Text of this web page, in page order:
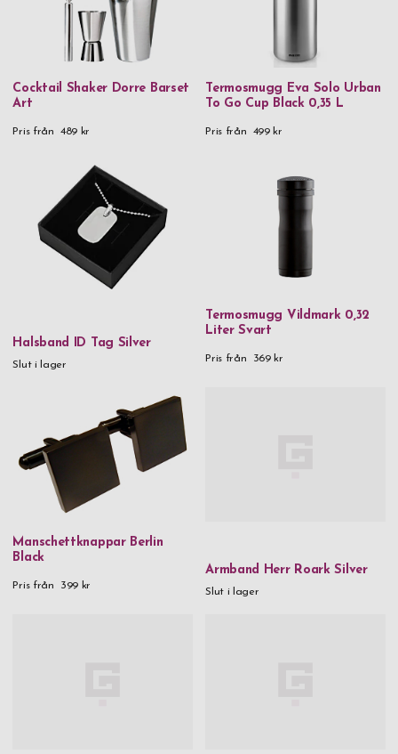
Cocktail Shaker Dorre Barset
Art
Pris från 489 kr
Termosmugg Eva Solo Urban
To Go Cup Black 0,35 L
Pris från 499 kr
Halsband ID Tag Silver
Slut i lager
Termosmugg Vildmark 0,32
Liter Svart
Pris från 369 kr
Manschettknappar Berlin
Black
Pris från 399 kr
Armband Herr Roark Silver
Slut i lager